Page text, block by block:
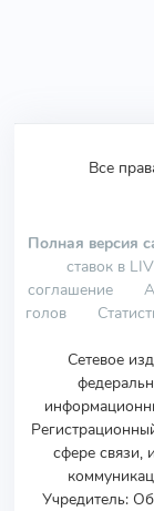
Все
Полная версия
ставок в
соглашение
голов
Сетевое
сфере связи,
Учредитель: